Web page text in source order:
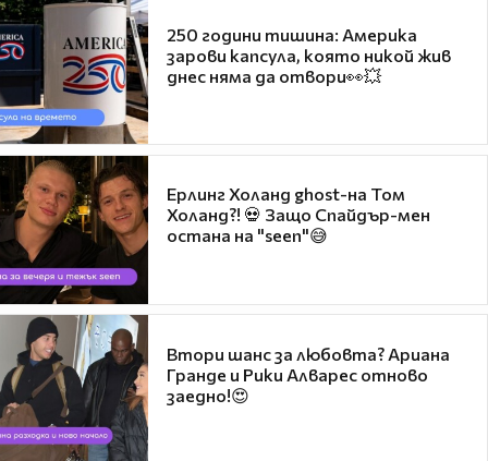
250 години тишина: Америка
зарови капсула, която никой жив
днес няма да отвори👀💥
Ерлинг Холанд ghost-на Том
Холанд?! 💀 Защо Спайдър-мен
остана на "seen"😅
Втори шанс за любовта? Ариана
Гранде и Рики Алварес отново
заедно!😍